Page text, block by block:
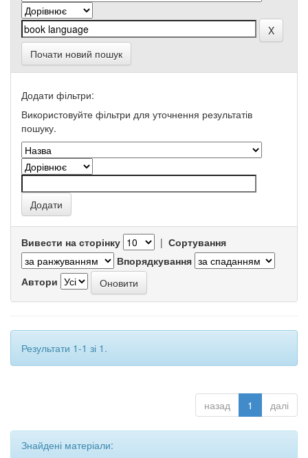
Почати новий пошук
Додати фільтри:
Використовуйте фільтри для уточнення результатів
пошуку.
Вивести на сторінку | Сортування
Впорядкування
Автори
Результати 1-1 зі 1.
назад 1 далі
Знайдені матеріали: